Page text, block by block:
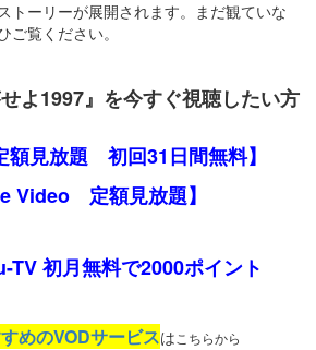
トーリーが展開されます。​まだ観ていな
ご覧ください。
よ1997』を今すぐ視聴したい方
額見放題 初回31日間無料】
Video 定額見放題】
TV 初月無料で2000ポイント
めのVODサービスは こちらから